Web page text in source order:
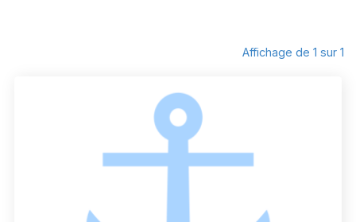
Affichage de 1 sur 1